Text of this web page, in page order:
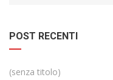
POST RECENTI
(senza titolo)